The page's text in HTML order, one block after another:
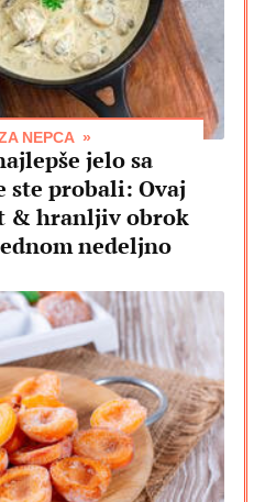
NEPCA
jelo sa
probali: Ovaj
& hranljiv obrok
nedeljno